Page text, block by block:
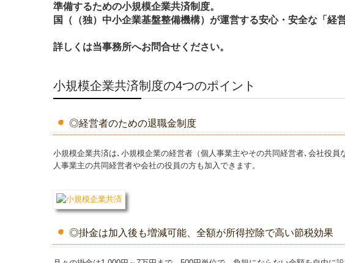
準備するための小規模企業共済制度。
国（（独）中小企業基盤整備機構）が運営する安心・安全な「経
詳しくは当事務所へお問合せください。
小規模企業共済制度の4つのポイント
◎経営者のための退職金制度
小規模企業共済は､小規模企業の経営者（個人事業主やその共同経営者､会社役
人事業主の共同経営者や会社の役員の方も加入できます。
◎掛金は加入後も増減可能、全額が所得控除で高い節税効果